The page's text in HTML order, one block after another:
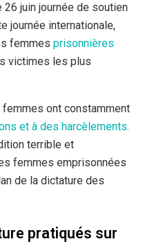
juin journée de soutien
journée internationale,
femmes prisonnières
victimes les plus
ont constamment
et à des harcèlements.
terrible et
femmes emprisonnées
de la dictature des
pratiqués sur